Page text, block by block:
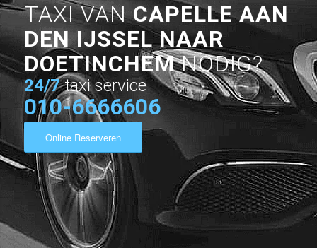
TAXI VANCAPELLE AAN
DEN IJSSEL NAAR
DOETINCHEMNODIG?
24/7 taxi service
010-6666606
Online Reserveren